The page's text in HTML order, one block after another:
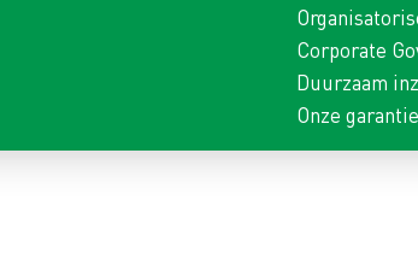
Corporate
Duurzaam
Onze